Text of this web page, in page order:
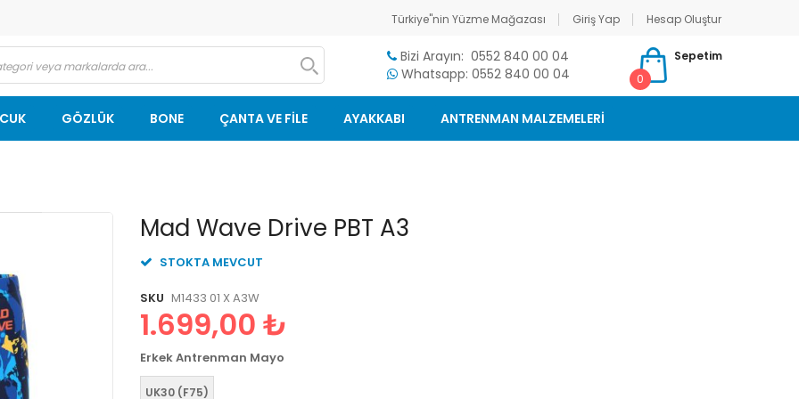
Türkiye"nin Yüzme Mağazası Giriş Yap
Hesap Oluştur
Bizi Arayın: 0552 840 00 04
Whatsapp: 0552 840 00 04
Sepetim
0
GÖZLÜK BONE ÇANTA VE FİLE AYAKKABI ANTRENMAN MALZEMELERİ
Mad Wave Drive PBT A3
STOKTA MEVCUT
SKU M1433 01 X A3W
1.699,00 ₺
Erkek Antrenman Mayo
UK30 (F75)
Resim
galerisinin
başlangıcına